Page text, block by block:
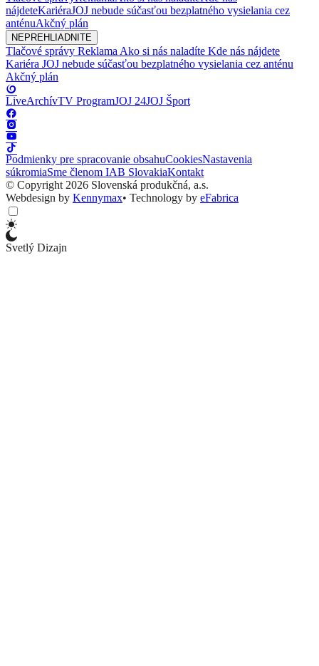
nájdeteKariéraJOJ nebude súčasťou bezplatného vysielania cez
anténuAkčný plán
NEPREHLIADNITE
Tlačové správy ReklamaAko si nás naladíte Kde nás nájdete
Kariéra JOJ nebude súčasťou bezplatného vysielania cez anténu
Akčný plán
LiveArchívTV ProgramJOJ 24JOJ Šport
Podmienky pre spracovanie obsahuCookiesNastavenia
súkromiaSme členom IAB SlovakiaKontakt
© Copyright 2026 Slovenská produkčná, a.s.
Webdesign by Kennymax• Technology by eFabrica
Svetlý Dizajn